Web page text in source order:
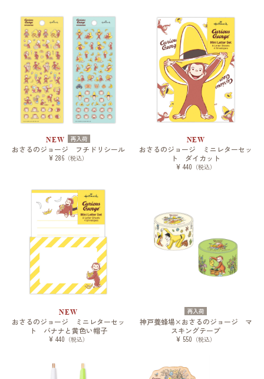
NEW 再入荷
おさるのジョージ フチドリシール
¥ 286 （税込）
NEW
おさるのジョージ ミニレターセッ
ト ダイカット
¥ 440 （税込）
NEW
おさるのジョージ ミニレターセッ
ト バナナと黄色い帽子
¥ 440 （税込）
再入荷
神戸養蜂場×おさるのジョージ マ
スキングテープ
¥ 550 （税込）